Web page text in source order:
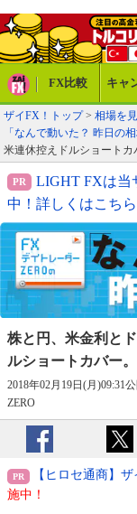
FX比較 キャ
ザイFX！トップ> 相場を
「なんで動いた？ 昨日の相
米連休控えドルショートカ
LIGHT FXは当
中！詳しくはこちら
株と円、米金利と
ルショートカバー。
2018年02月19日(月)09:31公
ZERO
【ヒロセ通商】
施中！